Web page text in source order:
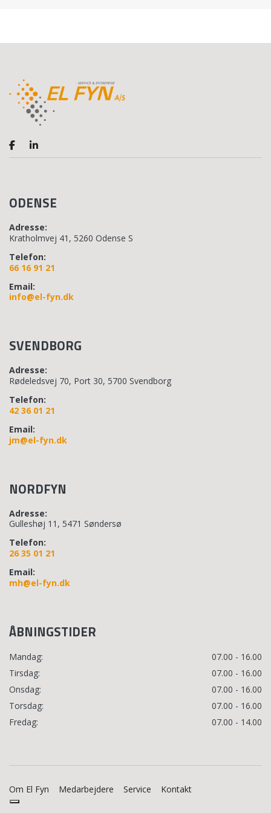
ODENSE
Adresse:
Kratholmvej 41, 5260 Odense S
Telefon:
66 16 91 21
Email:
info@el-fyn.dk
SVENDBORG
Adresse:
Rødeledsvej 70, Port 30, 5700 Svendborg
Telefon:
42 36 01 21
Email:
jm@el-fyn.dk
NORDFYN
Adresse:
Gulleshøj 11, 5471 Søndersø
Telefon:
26 35 01 21
Email:
mh@el-fyn.dk
ÅBNINGSTIDER
Mandag:
07.00 - 16.00
Tirsdag:
07.00 - 16.00
Onsdag:
07.00 - 16.00
Torsdag:
07.00 - 16.00
Fredag:
07.00 - 14.00
Om El Fyn Medarbejdere Service Kontakt
Copyright © 2026 - EL Fyn , CVR 28843909|Privatlivspolitik
Cookiepolitik